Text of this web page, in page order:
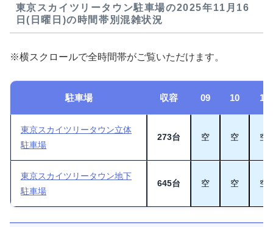
東京スカイツリータウン駐車場の2025年11月16
日(日曜日)の時間帯別混雑状況
※横スクロールで全時間帯がご覧いただけます。
駐車場 収容 09 10 11
東京スカイツリータウン立体
駐車場
273台 空 空 空
東京スカイツリータウン地下
駐車場
645台 空 空 空